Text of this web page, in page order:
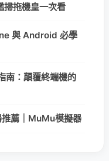
拖機皇一次看
與 Android 必學
南：顛覆終端機的
薦｜MuMu模擬器